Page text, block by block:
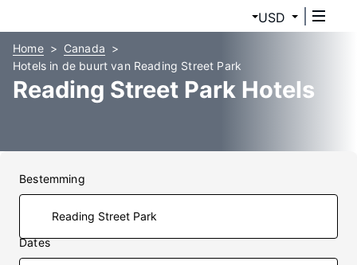
USD
Home
Canada
Hotels in de buurt van Reading Street Park
Reading Street Park Hotels
Bestemming
Dates